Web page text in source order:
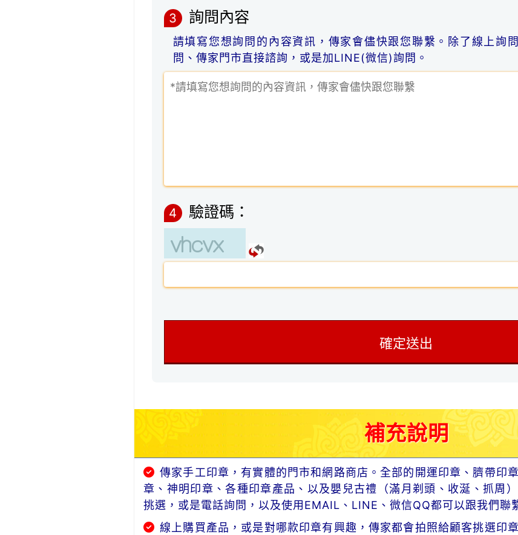
3 詢問內容
請填寫您想詢問的內容資訊，傳家會儘快跟您聯繫。除了線上詢
問、傳家門市直接諮詢，或是加LINE(微信)詢問。
4 驗證碼：
補充說明
傳家手工印章，有實體的門市和網路商店。全部的開運印章、臍帶印
章、神明印章、各種印章產品、以及嬰兒古禮（滿月剃頭、收涎、抓周
挑選，或是電話詢問，以及使用EMAIL、LINE、微信QQ都可以跟我們聯
線上購買產品，或是對哪款印章有興趣，傳家都會拍照給顧客挑選印